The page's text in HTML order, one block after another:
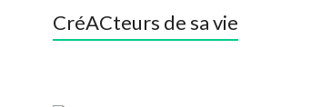
CréACteurs de sa vie